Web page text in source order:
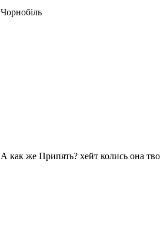
Чорнобiль
А как же Припять? хейт колись она